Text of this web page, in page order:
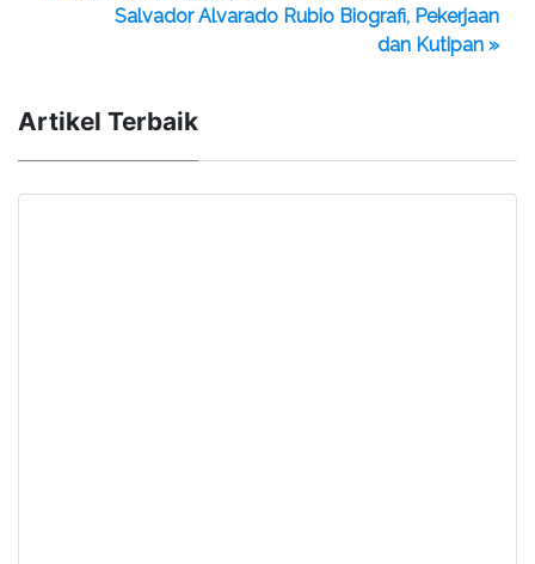
Salvador Alvarado Rubio Biografi, Pekerjaan
dan Kutipan »
Artikel Terbaik